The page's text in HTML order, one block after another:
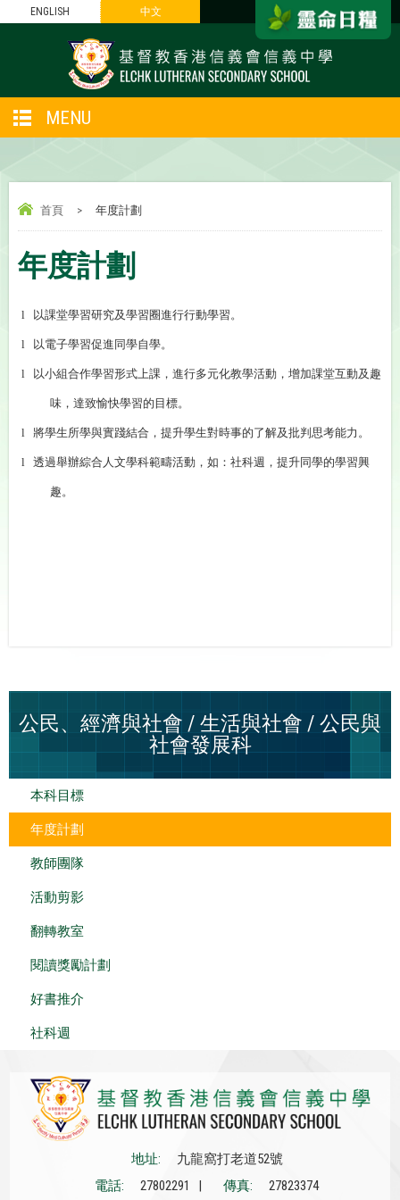
ENGLISH 中文
MENU
首頁 > 年度計劃
年度計劃
l 以課堂學習研究及學習圈進行行動學習。
l 以電子學習促進同學自學。
l
以小組合作學習形式上課，進行多元化教學活動，增加課堂互動及趣
味，達致愉快學習的目標。
l 將學生所學與實踐結合，提升學生對時事的了解及批判思考能力。
l
透過舉辦綜合人文學科範疇活動，如：社科週，提升同學的學習興
趣。
公民、經濟與社會 / 生活與社會 / 公民與
社會發展科
本科目標
年度計劃
教師團隊
活動剪影
翻轉教室
閱讀獎勵計劃
好書推介
社科週
地址:
九龍窩打老道52號
電話:
27802291 | 傳真: 27823374